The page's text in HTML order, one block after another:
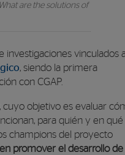
are the solutions of
investigaciones vinculados
, siendo la primera
con CGAP.
cuyo objetivo es evaluar
para quién y en qué
champions del proyecto
promover el desarrollo de